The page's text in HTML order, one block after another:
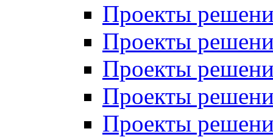
Проекты
Проекты
Проекты
Проекты
Проекты